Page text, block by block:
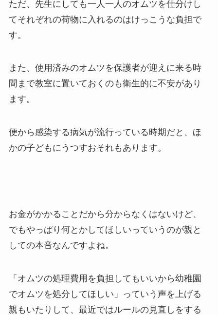
ただ、先生にしても一人一人のオムツを仕分けし
てそれぞれの荷物に入れるのはけっこうな負担で
す。
また、使用済みのオムツを保護者が迎えに来る時
間まで教室に置いておくのも衛生的に不安があり
ます。
便から感染する病気が流行っている時期だと、ほ
かの子どもにうつすおそれもあります。
お金がかかることだから分からなくはないけど、
でもやっぱり何とかしてほしいっていうのが親と
しての本音なんですよね。
「オムツの処理費用を負担してもいいから幼稚園
でオムツを処分してほしい」っていう声を上げる
親もいたりして、最近ではルールの見直しをする